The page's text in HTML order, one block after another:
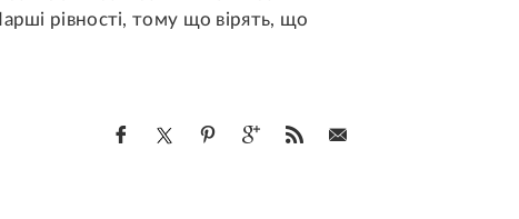
рівності, тому що вірять, що